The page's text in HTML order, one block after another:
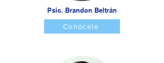
Psic. Brandon Beltrán
Conócele